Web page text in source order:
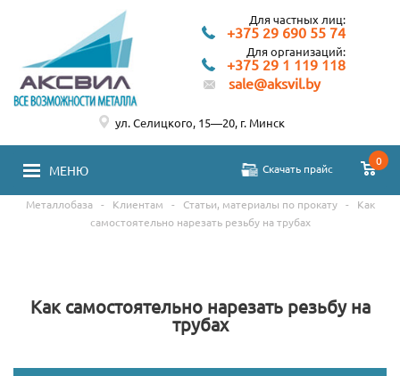
Для частных лиц:
+375 29 690 55 74
Для организаций:
+375 29 1 119 118
sale@aksvil.by
МЕНЮ Скачать прайс
0
ул. Селицкого, 15—20, г. Минск
Металлобаза - Клиентам - Статьи, материалы по прокату -
Как
самостоятельно нарезать резьбу на трубах
Как самостоятельно нарезать резьбу на
трубах